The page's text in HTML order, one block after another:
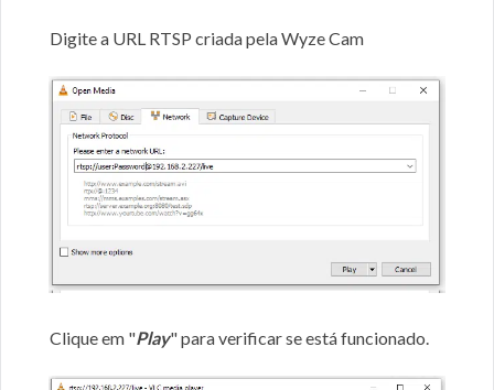
Digite a URL RTSP criada pela Wyze Cam
Clique em "Play" para verificar se está funcionado.